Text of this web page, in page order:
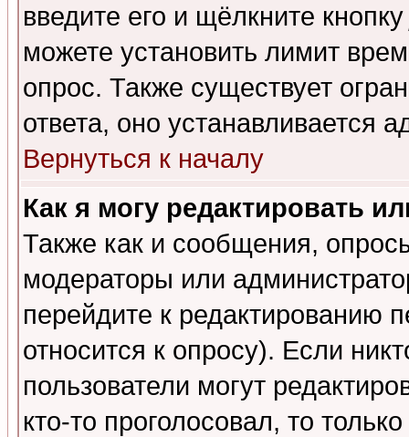
введите его и щёлкните
можете установить лимит
опрос. Также существует
ответа, оно устанавливается
Вернуться к началу
Как я могу редактировать
Также как и сообщения,
модераторы или
перейдите к редактированию
относится к опросу). Если
пользователи могут
кто-то проголосовал, то